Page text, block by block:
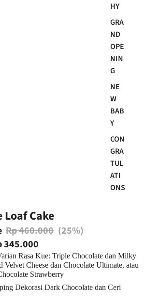
HY
GRA
ND
OPE
NIN
G
NE
W
BAB
Y
CON
GRA
TUL
ATI
ONS
Loaf Cake
Rp 460.000 (25%)
345.000
Rasa Kue: Triple Chocolate dan Milky
Velvet Cheese dan Chocolate Ultimate, atau
Strawberry
Dekorasi Dark Chocolate dan Ceri